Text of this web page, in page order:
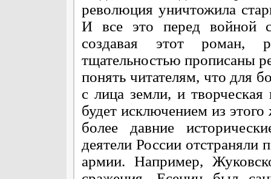
революция уничтожила
И все это перед войной с
создавая этот роман,
тщательностью прописаны
понять читателям, что для
с лица земли, и
будет исключением из
более давние
деятели России отстраняли
армии. Например,